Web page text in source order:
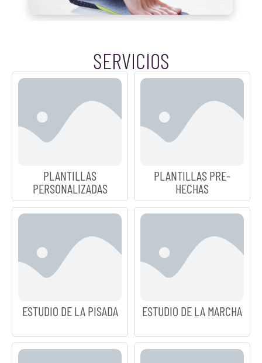
SERVICIOS
PLANTILLAS
PERSONALIZADAS
PLANTILLAS PRE-
HECHAS
ESTUDIO DE LA PISADA ESTUDIO DE LA MARCHA